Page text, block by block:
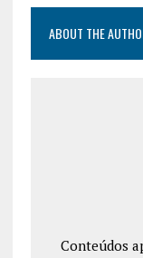
ABOUT THE
Conteúdos